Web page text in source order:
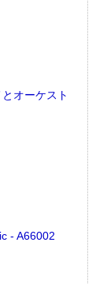
オーケスト
- A66002